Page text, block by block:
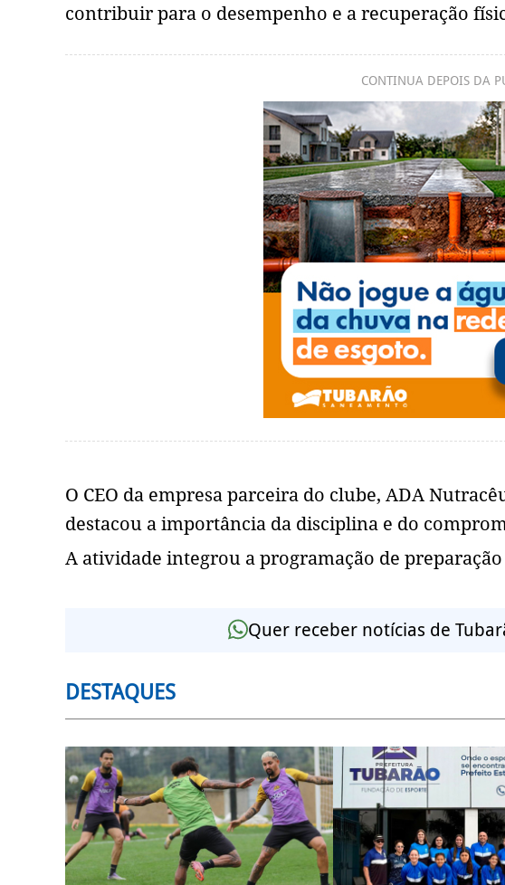
contribuir para o desempenho e a recuperação
CONTINUA DEPOIS DA
O CEO da empresa parceira do clube, ADA
destacou a importância da disciplina e do
A atividade integrou a programação de
Quer receber notícias de
DESTAQUES